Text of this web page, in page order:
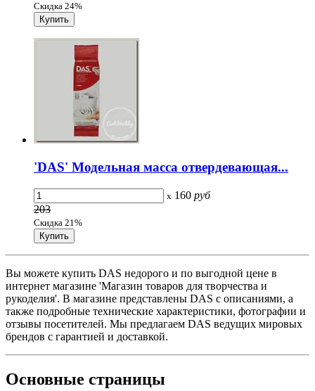
Скидка 24%
'DAS' Модельная масса отвердевающая...
x 160 руб
203
Скидка 21%
Вы можете купить DAS недорого и по выгодной цене в
интернет магазине 'Магазин товаров для творчества и
рукоделия'. В магазине представлены DAS с описаниями, а
также подробные технические характеристики, фотографии и
отзывы посетителей. Мы предлагаем DAS ведущих мировых
брендов с гарантией и доставкой.
Основные страницы